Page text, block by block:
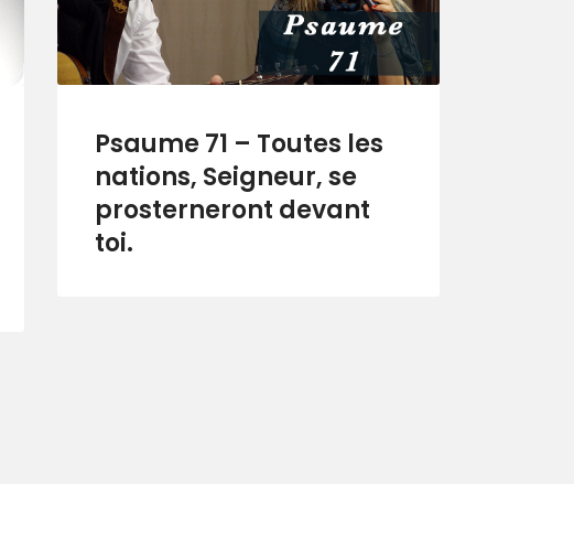
Psaume 71 – Toutes les
nations, Seigneur, se
prosterneront devant
toi.